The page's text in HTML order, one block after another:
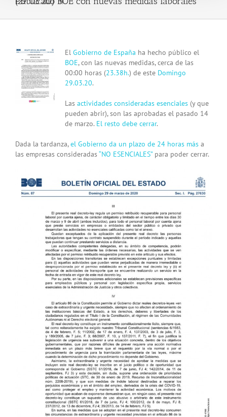
View
Larger
Image
El Gobierno de España ha hecho público el
BOE, con las nuevas medidas, cerca de las
00:00 horas (23.38h.) de este Domingo
29.03.20.
Las actividades consideradas esenciales(y que
pueden abrir), son las aprobadas el pasado 14
de marzo. El resto debe cerrar.
Dada la tardanza,el Gobierno da un plazo de 24 horas más a
las empresas consideradas“NO ESENCIALES”para poder cerrar.